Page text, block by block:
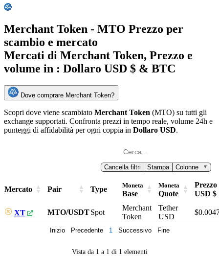
Merchant Token - MTO Prezzo per
scambio e mercato
Mercati di Merchant Token, Prezzo e
volume in : Dollaro USD $ & BTC
Dove comprare Merchant Token?
Scopri dove viene scambiato Merchant Token (MTO) su tutti gli
exchange supportati. Confronta prezzi in tempo reale, volume 24h e
punteggi di affidabilità per ogni coppia in Dollaro USD.
Cancella filtri Stampa Colonne ▼
Mercato Pair Type Moneta
Base
Moneta
Quote
Prezzo
USD $
XT MTO/USDTSpot
Merchant
Token
Tether
USD
Vista da 1 a 1 di 1 elementi
Inizio Precedente 1 Successivo Fine